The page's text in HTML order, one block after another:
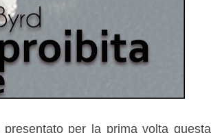
per la prima volta questa